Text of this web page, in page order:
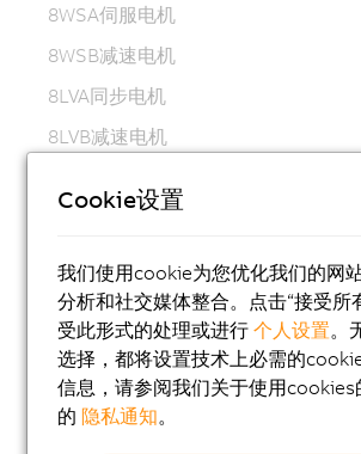
8WSA伺服电机
8WSB减速电机
8LVA同步电机
8LVB减速电机
8LS同步电机
8JSA同步电机
8JS不锈钢伺服电机
8KS同步电机
8LT扭矩电机
Cookie设置
我们使用cookie为您优化我们的网
分析和社交媒体整合。点击“接受所
受此形式的处理或进行个人设置。
选择，都将设置技术上必需的
信息，请参阅我们关于使用cookies
的 隐私通知。